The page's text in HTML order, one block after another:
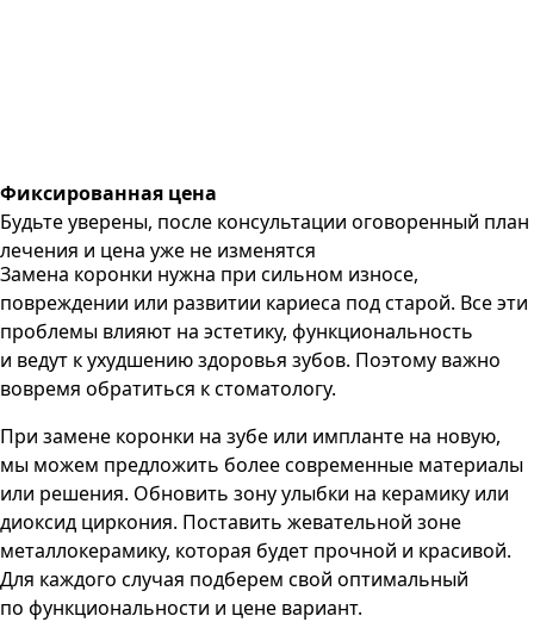
Фиксированная цена
Будьте уверены, после консультации оговоренный план
лечения и цена уже не изменятся
Замена коронки нужна при сильном износе,
повреждении или развитии кариеса под старой. Все эти
проблемы влияют на эстетику, функциональность
и ведут к ухудшению здоровья зубов. Поэтому важно
вовремя обратиться к стоматологу.
При замене коронки на зубе или импланте на новую,
мы можем предложить более современные материалы
или решения. Обновить зону улыбки на керамику или
диоксид циркония. Поставить жевательной зоне
металлокерамику, которая будет прочной и красивой.
Для каждого случая подберем свой оптимальный
по функциональности и цене вариант.